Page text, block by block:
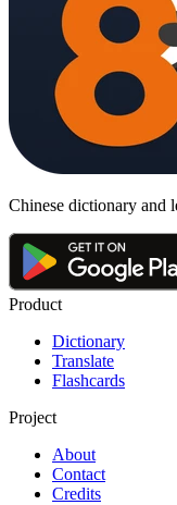
Chinese dictionary and
Product
Dictionary
Translate
Flashcards
Project
About
Contact
Credits